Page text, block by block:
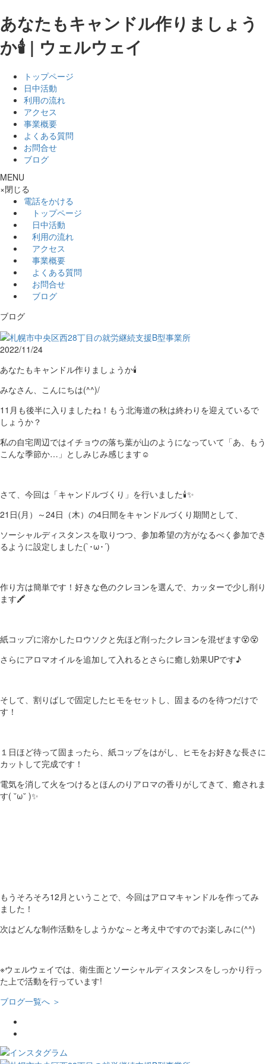
あなたもキャンドル作りましょう
か🕯 | ウェルウェイ
トップページ
日中活動
利用の流れ
アクセス
事業概要
よくある質問
お問合せ
ブログ
MENU
×閉じる
電話をかける
トップページ
日中活動
利用の流れ
アクセス
事業概要
よくある質問
お問合せ
ブログ
ブログ
2022/11/24
あなたもキャンドル作りましょうか🕯
みなさん、こんにちは(^^)/
11月も後半に入りましたね！もう北海道の秋は終わりを迎えているで
しょうか？
私の自宅周辺ではイチョウの落ち葉が山のようになっていて「あ、もう
こんな季節か…」としみじみ感じます☺
さて、今回は「キャンドルづくり」を行いました🕯✨
21日(月）～24日（木）の4日間をキャンドルづくり期間として、
ソーシャルディスタンスを取りつつ、参加希望の方がなるべく参加でき
るように設定しました(`･ω･´)
作り方は簡単です！好きな色のクレヨンを選んで、カッターで少し削り
ます🖍
紙コップに溶かしたロウソクと先ほど削ったクレヨンを混ぜます😵😵
さらにアロマオイルを追加して入れるとさらに癒し効果UPです♪
そして、割りばしで固定したヒモをセットし、固まるのを待つだけで
す！
１日ほど待って固まったら、紙コップをはがし、ヒモをお好きな長さに
カットして完成です！
電気を消して火をつけるとほんのりアロマの香りがしてきて、癒されま
す( ˘ω˘ )✨
もうそろそろ12月ということで、今回はアロマキャンドルを作ってみ
ました！
次はどんな制作活動をしようかな～と考え中ですのでお楽しみに(^^)
※ウェルウェイでは、衛生面とソーシャルディスタンスをしっかり行っ
た上で活動を行っています!
ブログ一覧へ ＞